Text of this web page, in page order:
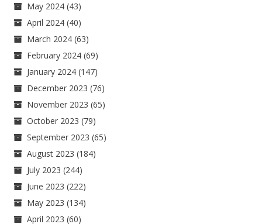
May 2024 (43)
April 2024 (40)
March 2024 (63)
February 2024 (69)
January 2024 (147)
December 2023 (76)
November 2023 (65)
October 2023 (79)
September 2023 (65)
August 2023 (184)
July 2023 (244)
June 2023 (222)
May 2023 (134)
April 2023 (60)